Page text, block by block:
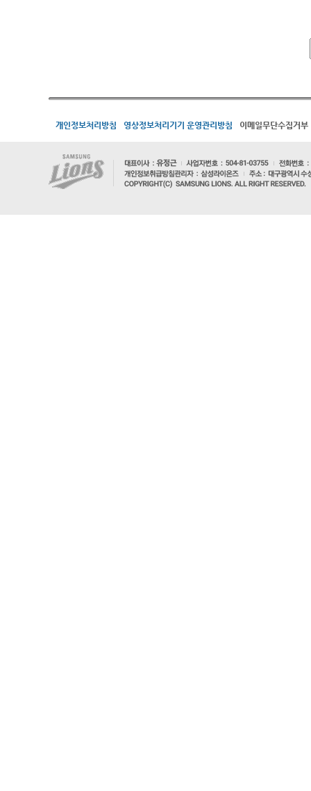
개인정보처리방침 영상정보처리기기 운영관리방침 이메일무단수집거부